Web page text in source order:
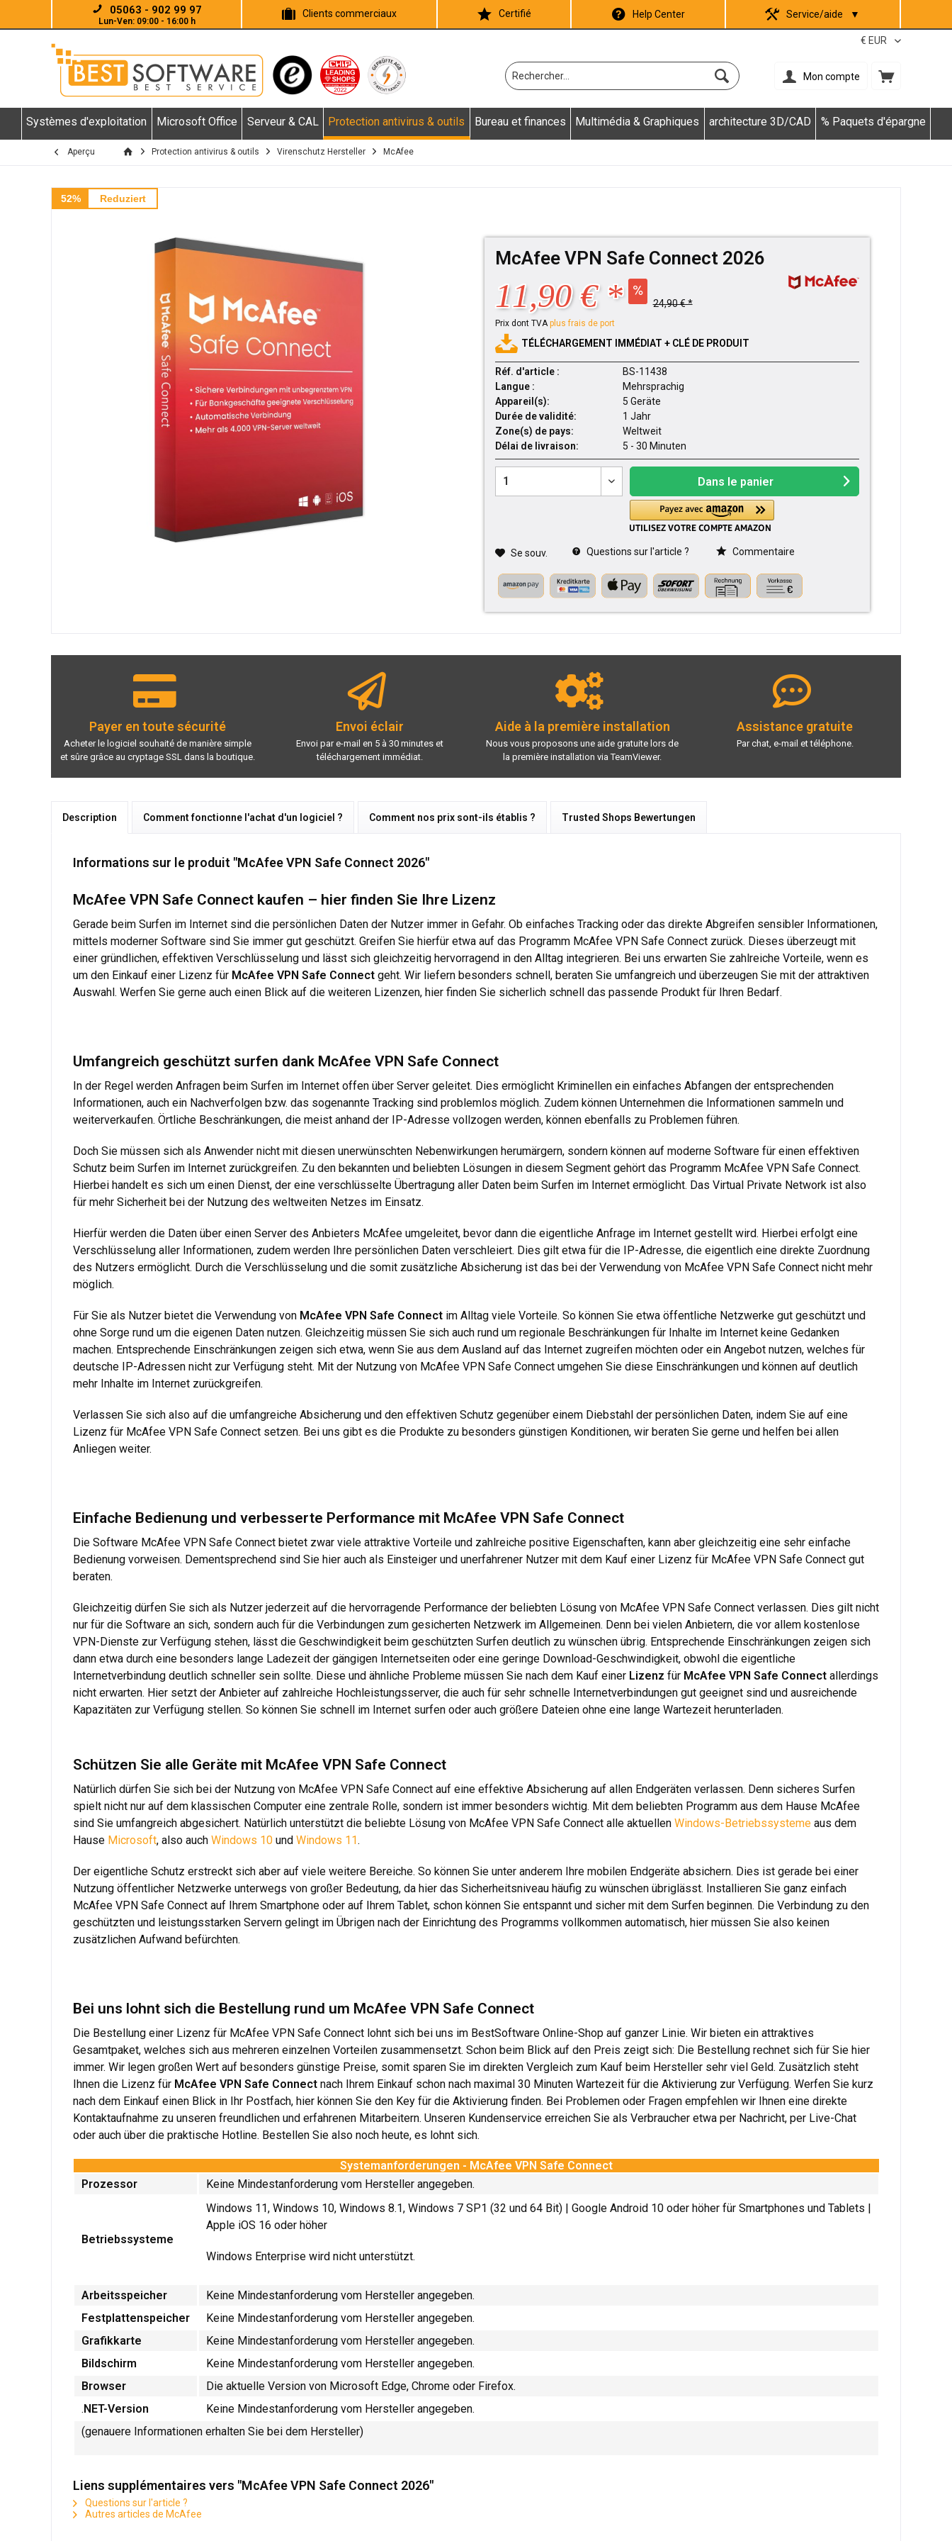
05063 - 902 99 97
Lun-Ven: 09:00 - 16:00 h
Clients commerciaux Certifié Help Center Service/aide ▼
Mon compte
Systèmes d'exploitation Microsoft Office Serveur & CAL Protection antivirus & outils Bureau et finances Multimédia & Graphiques architecture 3D/CAD % Paquets d'épargne
Aperçu Protection antivirus & outils Virenschutz Hersteller McAfee
52% Reduziert
McAfee VPN Safe Connect 2026
11,90 € * 24,90 € *
Prix dont TVAplus frais de port
TÉLÉCHARGEMENT IMMÉDIAT + CLÉ DE PRODUIT
Réf. d'article :
BS-11438
Langue :
Mehrsprachig
Appareil(s):
5 Geräte
Durée de validité:
1 Jahr
Zone(s) de pays:
Weltweit
Délai de livraison:
5 - 30 Minuten
Dans le panier
Se souv. Questions sur l'article ? Commentaire
Payer en toute sécurité
Acheter le logiciel souhaité de manière simple
et sûre grâce au cryptage SSL dans la boutique.
Envoi éclair
Envoi par e-mail en 5 à 30 minutes et
téléchargement immédiat.
Aide à la première installation
Nous vous proposons une aide gratuite lors de
la première installation via TeamViewer.
Assistance gratuite
Par chat, e-mail et téléphone.
Description Comment fonctionne l'achat d'un logiciel ? Comment nos prix sont-ils établis ? Trusted Shops Bewertungen
Informations sur le produit "McAfee VPN Safe Connect 2026"
McAfee VPN Safe Connect kaufen – hier finden Sie Ihre Lizenz
Gerade beim Surfen im Internet sind die persönlichen Daten der Nutzer immer in Gefahr. Ob einfaches Tracking oder das direkte Abgreifen sensibler Informationen,
mittels moderner Software sind Sie immer gut geschützt. Greifen Sie hierfür etwa auf das Programm McAfee VPN Safe Connect zurück. Dieses überzeugt mit
einer gründlichen, effektiven Verschlüsselung und lässt sich gleichzeitig hervorragend in den Alltag integrieren. Bei uns erwarten Sie zahlreiche Vorteile, wenn es
um den Einkauf einer Lizenz für McAfee VPN Safe Connect geht. Wir liefern besonders schnell, beraten Sie umfangreich und überzeugen Sie mit der attraktiven
Auswahl. Werfen Sie gerne auch einen Blick auf die weiteren Lizenzen, hier finden Sie sicherlich schnell das passende Produkt für Ihren Bedarf.
Umfangreich geschützt surfen dank McAfee VPN Safe Connect
In der Regel werden Anfragen beim Surfen im Internet offen über Server geleitet. Dies ermöglicht Kriminellen ein einfaches Abfangen der entsprechenden
Informationen, auch ein Nachverfolgen bzw. das sogenannte Tracking sind problemlos möglich. Zudem können Unternehmen die Informationen sammeln und
weiterverkaufen. Örtliche Beschränkungen, die meist anhand der IP-Adresse vollzogen werden, können ebenfalls zu Problemen führen.
Doch Sie müssen sich als Anwender nicht mit diesen unerwünschten Nebenwirkungen herumärgern, sondern können auf moderne Software für einen effektiven
Schutz beim Surfen im Internet zurückgreifen. Zu den bekannten und beliebten Lösungen in diesem Segment gehört das Programm McAfee VPN Safe Connect.
Hierbei handelt es sich um einen Dienst, der eine verschlüsselte Übertragung aller Daten beim Surfen im Internet ermöglicht. Das Virtual Private Network ist also
für mehr Sicherheit bei der Nutzung des weltweiten Netzes im Einsatz.
Hierfür werden die Daten über einen Server des Anbieters McAfee umgeleitet, bevor dann die eigentliche Anfrage im Internet gestellt wird. Hierbei erfolgt eine
Verschlüsselung aller Informationen, zudem werden Ihre persönlichen Daten verschleiert. Dies gilt etwa für die IP-Adresse, die eigentlich eine direkte Zuordnung
des Nutzers ermöglicht. Durch die Verschlüsselung und die somit zusätzliche Absicherung ist das bei der Verwendung von McAfee VPN Safe Connect nicht mehr
möglich.
Für Sie als Nutzer bietet die Verwendung von McAfee VPN Safe Connect im Alltag viele Vorteile. So können Sie etwa öffentliche Netzwerke gut geschützt und
ohne Sorge rund um die eigenen Daten nutzen. Gleichzeitig müssen Sie sich auch rund um regionale Beschränkungen für Inhalte im Internet keine Gedanken
machen. Entsprechende Einschränkungen zeigen sich etwa, wenn Sie aus dem Ausland auf das Internet zugreifen möchten oder ein Angebot nutzen, welches für
deutsche IP-Adressen nicht zur Verfügung steht. Mit der Nutzung von McAfee VPN Safe Connect umgehen Sie diese Einschränkungen und können auf deutlich
mehr Inhalte im Internet zurückgreifen.
Verlassen Sie sich also auf die umfangreiche Absicherung und den effektiven Schutz gegenüber einem Diebstahl der persönlichen Daten, indem Sie auf eine
Lizenz für McAfee VPN Safe Connect setzen. Bei uns gibt es die Produkte zu besonders günstigen Konditionen, wir beraten Sie gerne und helfen bei allen
Anliegen weiter.
Einfache Bedienung und verbesserte Performance mit McAfee VPN Safe Connect
Die Software McAfee VPN Safe Connect bietet zwar viele attraktive Vorteile und zahlreiche positive Eigenschaften, kann aber gleichzeitig eine sehr einfache
Bedienung vorweisen. Dementsprechend sind Sie hier auch als Einsteiger und unerfahrener Nutzer mit dem Kauf einer Lizenz für McAfee VPN Safe Connect gut
beraten.
Gleichzeitig dürfen Sie sich als Nutzer jederzeit auf die hervorragende Performance der beliebten Lösung von McAfee VPN Safe Connect verlassen. Dies gilt nicht
nur für die Software an sich, sondern auch für die Verbindungen zum gesicherten Netzwerk im Allgemeinen. Denn bei vielen Anbietern, die vor allem kostenlose
VPN-Dienste zur Verfügung stehen, lässt die Geschwindigkeit beim geschützten Surfen deutlich zu wünschen übrig. Entsprechende Einschränkungen zeigen sich
dann etwa durch eine besonders lange Ladezeit der gängigen Internetseiten oder eine geringe Download-Geschwindigkeit, obwohl die eigentliche
Internetverbindung deutlich schneller sein sollte. Diese und ähnliche Probleme müssen Sie nach dem Kauf einer Lizenz für McAfee VPN Safe Connect allerdings
nicht erwarten. Hier setzt der Anbieter auf zahlreiche Hochleistungsserver, die auch für sehr schnelle Internetverbindungen gut geeignet sind und ausreichende
Kapazitäten zur Verfügung stellen. So können Sie schnell im Internet surfen oder auch größere Dateien ohne eine lange Wartezeit herunterladen.
Schützen Sie alle Geräte mit McAfee VPN Safe Connect
Natürlich dürfen Sie sich bei der Nutzung von McAfee VPN Safe Connect auf eine effektive Absicherung auf allen Endgeräten verlassen. Denn sicheres Surfen
spielt nicht nur auf dem klassischen Computer eine zentrale Rolle, sondern ist immer besonders wichtig. Mit dem beliebten Programm aus dem Hause McAfee
sind Sie umfangreich abgesichert. Natürlich unterstützt die beliebte Lösung von McAfee VPN Safe Connect alle aktuellen Windows-Betriebssysteme aus dem
Hause Microsoft, also auch Windows 10 und Windows 11.
Der eigentliche Schutz erstreckt sich aber auf viele weitere Bereiche. So können Sie unter anderem Ihre mobilen Endgeräte absichern. Dies ist gerade bei einer
Nutzung öffentlicher Netzwerke unterwegs von großer Bedeutung, da hier das Sicherheitsniveau häufig zu wünschen übriglässt. Installieren Sie ganz einfach
McAfee VPN Safe Connect auf Ihrem Smartphone oder auf Ihrem Tablet, schon können Sie entspannt und sicher mit dem Surfen beginnen. Die Verbindung zu den
geschützten und leistungsstarken Servern gelingt im Übrigen nach der Einrichtung des Programms vollkommen automatisch, hier müssen Sie also keinen
zusätzlichen Aufwand befürchten.
Bei uns lohnt sich die Bestellung rund um McAfee VPN Safe Connect
Die Bestellung einer Lizenz für McAfee VPN Safe Connect lohnt sich bei uns im BestSoftware Online-Shop auf ganzer Linie. Wir bieten ein attraktives
Gesamtpaket, welches sich aus mehreren einzelnen Vorteilen zusammensetzt. Schon beim Blick auf den Preis zeigt sich: Die Bestellung rechnet sich für Sie hier
immer. Wir legen großen Wert auf besonders günstige Preise, somit sparen Sie im direkten Vergleich zum Kauf beim Hersteller sehr viel Geld. Zusätzlich steht
Ihnen die Lizenz für McAfee VPN Safe Connect nach Ihrem Einkauf schon nach maximal 30 Minuten Wartezeit für die Aktivierung zur Verfügung. Werfen Sie kurz
nach dem Einkauf einen Blick in Ihr Postfach, hier können Sie den Key für die Aktivierung finden. Bei Problemen oder Fragen empfehlen wir Ihnen eine direkte
Kontaktaufnahme zu unseren freundlichen und erfahrenen Mitarbeitern. Unseren Kundenservice erreichen Sie als Verbraucher etwa per Nachricht, per Live-Chat
oder auch über die praktische Hotline. Bestellen Sie also noch heute, es lohnt sich.
Systemanforderungen - McAfee VPN Safe Connect
Prozessor
Keine Mindestanforderung vom Hersteller angegeben.
Betriebssysteme
Windows 11, Windows 10, Windows 8.1, Windows 7 SP1 (32 und 64 Bit) | Google Android 10 oder höher für Smartphones und Tablets |
Apple iOS 16 oder höher
Windows Enterprise wird nicht unterstützt.
Arbeitsspeicher
Keine Mindestanforderung vom Hersteller angegeben.
Festplattenspeicher
Keine Mindestanforderung vom Hersteller angegeben.
Grafikkarte
Keine Mindestanforderung vom Hersteller angegeben.
Bildschirm
Keine Mindestanforderung vom Hersteller angegeben.
Browser
Die aktuelle Version von Microsoft Edge, Chrome oder Firefox.
.NET-Version
Keine Mindestanforderung vom Hersteller angegeben.
(genauere Informationen erhalten Sie bei dem Hersteller)
Liens supplémentaires vers "McAfee VPN Safe Connect 2026"
Questions sur l'article ?
Autres articles de McAfee